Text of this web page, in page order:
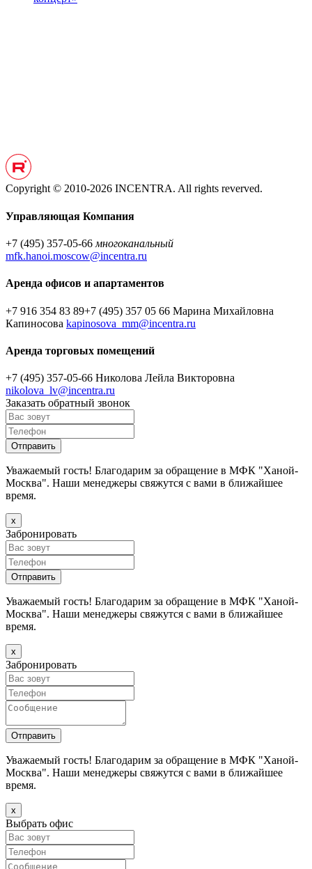
Copyright © 2010-2026 INCENTRA. All rights reverved.
Управляющая Компания
+7 (495) 357-05-66 многоканальный
mfk.hanoi.moscow@incentra.ru
Аренда офисов и апартаментов
+7 916 354 83 89+7 (495) 357 05 66 Марина Михайловна
Капиносова kapinosova_mm@incentra.ru
Аренда торговых помещений
+7 (495) 357-05-66 Николова Лейла Викторовна
nikolova_lv@incentra.ru
Заказать обратный звонок
Уважаемый гость! Благодарим за обращение в МФК "Ханой-
Москва". Наши менеджеры свяжутся с вами в ближайшее
время.
х
Забронировать
Уважаемый гость! Благодарим за обращение в МФК "Ханой-
Москва". Наши менеджеры свяжутся с вами в ближайшее
время.
х
Забронировать
Уважаемый гость! Благодарим за обращение в МФК "Ханой-
Москва". Наши менеджеры свяжутся с вами в ближайшее
время.
х
Выбрать офис